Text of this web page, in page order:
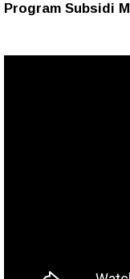
Program Subsidi